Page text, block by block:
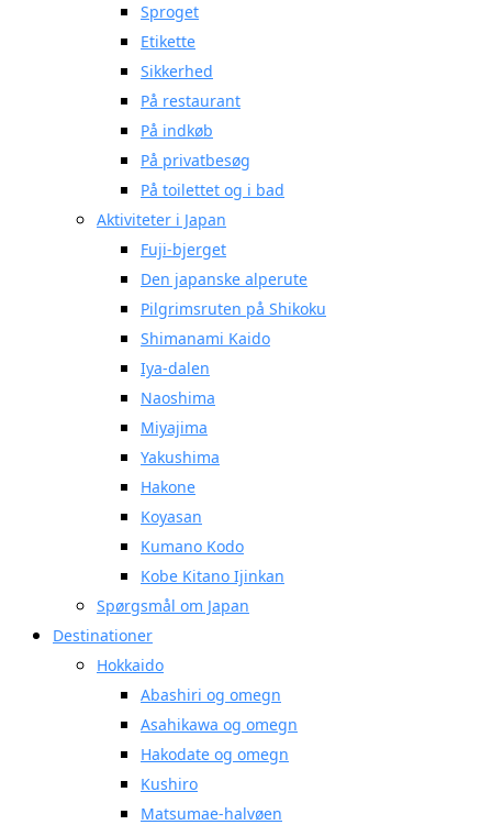
Sproget
Etikette
Sikkerhed
På restaurant
På indkøb
På privatbesøg
På toilettet og i bad
Aktiviteter i Japan
Fuji-bjerget
Den japanske alperute
Pilgrimsruten på Shikoku
Shimanami Kaido
Iya-dalen
Naoshima
Miyajima
Yakushima
Hakone
Koyasan
Kumano Kodo
Kobe Kitano Ijinkan
Spørgsmål om Japan
Destinationer
Hokkaido
Abashiri og omegn
Asahikawa og omegn
Hakodate og omegn
Kushiro
Matsumae-halvøen